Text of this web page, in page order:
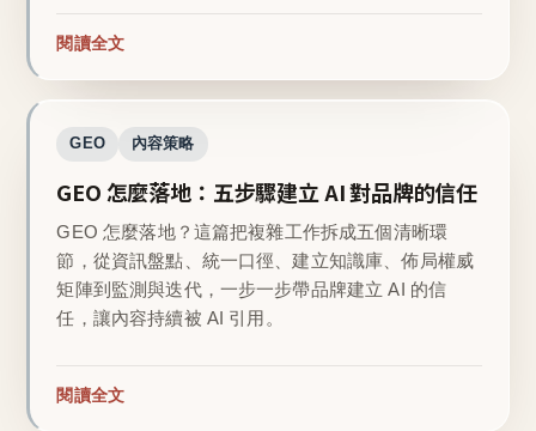
閱讀全文
GEO 內容策略
GEO 怎麼落地：五步驟建立 AI 對品牌的信任
GEO 怎麼落地？這篇把複雜工作拆成五個清晰環
節，從資訊盤點、統一口徑、建立知識庫、佈局權威
矩陣到監測與迭代，一步一步帶品牌建立 AI 的信
任，讓內容持續被 AI 引用。
閱讀全文